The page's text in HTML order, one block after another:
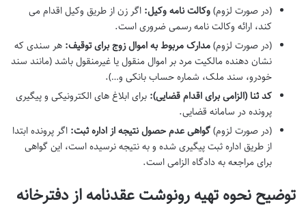
(در صورت لزوم)وکالت نامه وکیل: اگر زن از طریق وکیل اقدام می
کند، ارائه وکالت نامه رسمی ضروری است.
(در صورت لزوم)مدارک مربوط به اموال زوج برای توقیف: هر سندی که
نشان دهنده مالکیت مرد بر اموال منقول یا غیرمنقول باشد (مانند سند
خودرو، سند ملک، شماره حساب بانکی و…).
کد ثنا (الزامی برای اقدام قضایی): برای ابلاغ های الکترونیکی و پیگیری
پرونده در سامانه قضایی.
(در صورت لزوم)گواهی عدم حصول نتیجه از اداره ثبت: اگر پرونده ابتدا
از طریق اداره ثبت پیگیری شده و به نتیجه نرسیده است، این گواهی
برای مراجعه به دادگاه الزامی است.
توضیح نحوه تهیه رونوشت عقدنامه از دفترخانه